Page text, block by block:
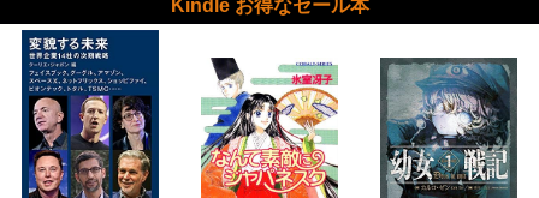
Kindle お得なセール本